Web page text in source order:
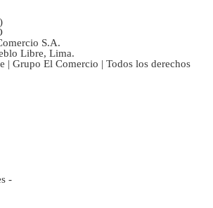
S.A.
Libre, Lima.
| Grupo El Comercio | Todos los derechos
-